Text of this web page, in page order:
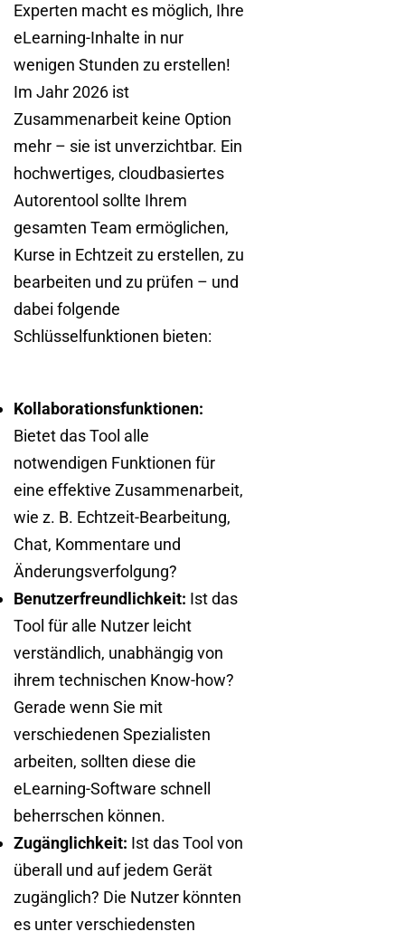
Experten macht es möglich, Ihre
eLearning-Inhalte in nur
wenigen Stunden zu erstellen!
Im Jahr 2026 ist
Zusammenarbeit keine Option
mehr – sie ist unverzichtbar. Ein
hochwertiges, cloudbasiertes
Autorentool sollte Ihrem
gesamten Team ermöglichen,
Kurse in Echtzeit zu erstellen, zu
bearbeiten und zu prüfen – und
dabei folgende
Schlüsselfunktionen bieten:
Kollaborationsfunktionen:
Bietet das Tool alle
notwendigen Funktionen für
eine effektive Zusammenarbeit,
wie z. B. Echtzeit-Bearbeitung,
Chat, Kommentare und
Änderungsverfolgung?
Benutzerfreundlichkeit: Ist das
Tool für alle Nutzer leicht
verständlich, unabhängig von
ihrem technischen Know-how?
Gerade wenn Sie mit
verschiedenen Spezialisten
arbeiten, sollten diese die
eLearning-Software schnell
beherrschen können.
Zugänglichkeit: Ist das Tool von
überall und auf jedem Gerät
zugänglich? Die Nutzer könnten
es unter verschiedensten